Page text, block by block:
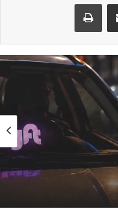
مشاركة عبر البريد طباعة
وسط عملية